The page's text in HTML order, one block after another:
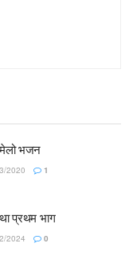
मेलो भजन
2020 1
प्रथम भाग
2024 0